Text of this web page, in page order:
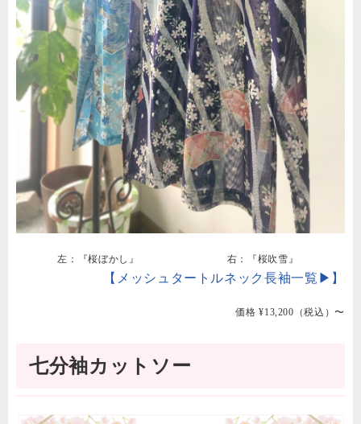
左：『桜ぼかし』 右：『桜吹雪』
【メッシュタートルネック長袖一覧▶︎】
価格 ¥13,200（税込）〜
七分袖カットソー